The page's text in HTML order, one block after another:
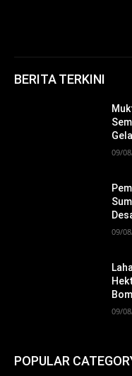
BERITA TERKINI
09/
09/
09/
POPULAR